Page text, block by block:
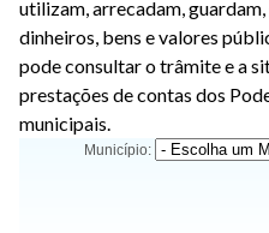
utilizam, arrecadam,
dinheiros, bens e valores
pode consultar o trâmite e a
prestações de contas dos
municipais.